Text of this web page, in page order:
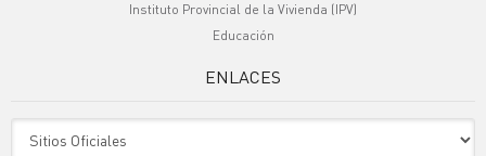
Instituto Provincial de la Vivienda (IPV)
Educación
ENLACES